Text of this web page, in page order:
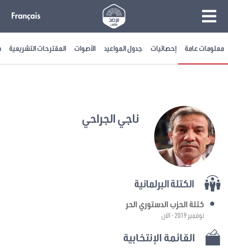
معلومات عامة إحصائيات جدول المواعيد الأصوات المقترحات التشريعية
ناجي الجراحي
الكتلة البرلمانية
كتلة الحزب الدستوري الحر
نوفمبر 2019 - الآن
القائمة الإنتخابية